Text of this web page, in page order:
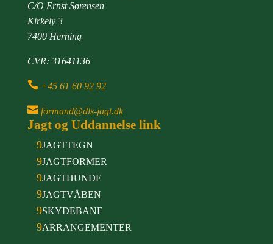
C/O Ernst Sørensen
Kirkely 3
7400 Herning
CVR: 31641136
 +45 61 60 92 92
 formand@dls-jagt.dk
Jagt og Uddannelse link
9JAGTTEGN
9JAGTFORMER
9JAGTHUNDE
9JAGTVÅBEN
9SKYDEBANE
9ARRANGEMENTER